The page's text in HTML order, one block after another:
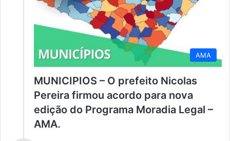
AMA
MUNICIPIOS – O prefeito Nicolas
Pereira firmou acordo para nova
edição do Programa Moradia Legal –
AMA.